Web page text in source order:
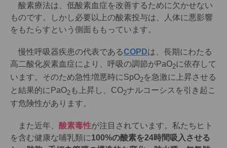
酸素療法は、低酸素血症を改善するために欠かせない
ものです。しかし必要以上の酸素投与は、人体に悪影響
をもたらすという側面ももっています。
慢性呼吸器疾患の代表であるCOPDは、長期にわたる
高二酸化炭素血症により、呼吸の調節がPaO2に依存して
います。そのため急性増悪時にSpO2を急激に上昇させる
と結果的にPaO2 も上昇し、CO2ナルコーシスを引き起こ
す危険性があります。
また近年、 酸素毒性が注目されています。私たちヒト
を含む健康な哺乳類に100%の酸素を24時間吸入させる